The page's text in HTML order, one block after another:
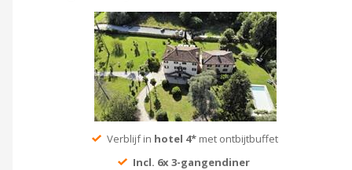
Verblijf in hotel 4* met ontbijtbuffet
Incl. 6x 3-gangendiner